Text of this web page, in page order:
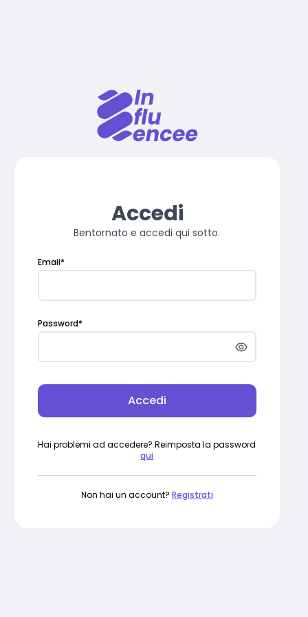
Accedi
Bentornato e accedi qui sotto.
Email*
Password*
Accedi
Hai problemi ad accedere? Reimposta la password
qui
Non hai un account? Registrati